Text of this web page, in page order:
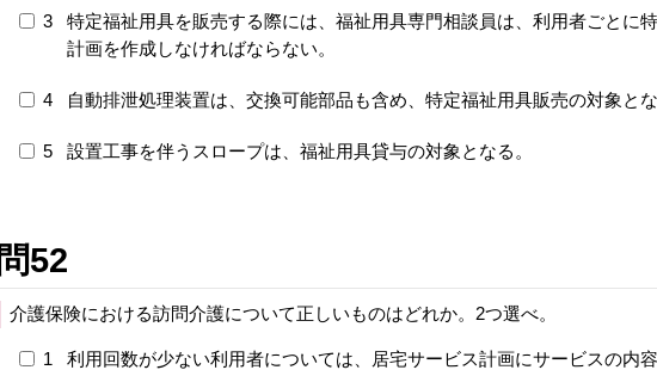
3
特定福祉用具を販売する際には、福祉用具専門相談員は、利用者ごとに
計画を作成しなければならない。
4 自動排泄処理装置は、交換可能部品も含め、特定福祉用具販売の対象とな
5 設置工事を伴うスロープは、福祉用具貸与の対象となる。
問52
介護保険における訪問介護について正しいものはどれか。2つ選べ。
1
利用回数が少ない利用者については、居宅サービス計画にサービスの内